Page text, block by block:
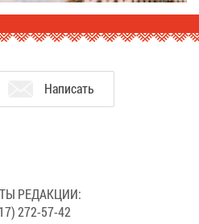
На­пи­сать
РЕ­ДАК­ЦИИ:
272-57-42